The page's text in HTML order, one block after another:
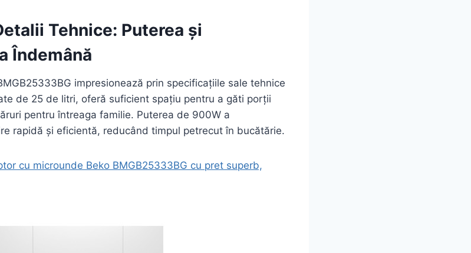
Tehnice: Puterea și
Îndemână
impresionează prin specificațiile sale tehnice
de 25 de litri, oferă suficient spațiu pentru a găti porții
pentru întreaga familie. Puterea de 900W a
rapidă și eficientă, reducând timpul petrecut în bucătărie.
cu microunde Beko BMGB25333BG cu pret superb,